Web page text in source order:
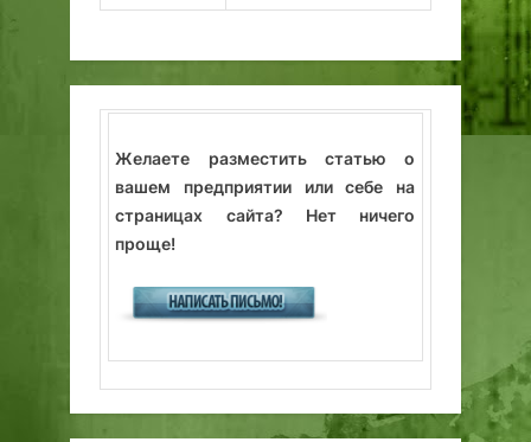
Желаете разместить статью о
вашем предприятии или себе на
страницах сайта? Нет ничего
проще!